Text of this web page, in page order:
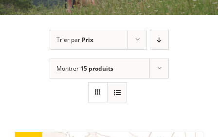
Trier par Prix
Montrer 15 produits